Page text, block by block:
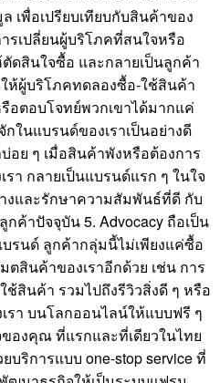
เพื่อเปรียบเทียบกับสินค้าของ
รเปลี่ยนผู้บริโภคที่สนใจหรือ
ดสินใจซื้อ และกลายเป็นลูกค้า
ห้ผู้บริโภคทดลองซื้อ-ใช้สินค้า
อตอบโจทย์พวกเขาได้มากแค่
ในแบรนด์ของเราเป็นอย่างดี
อย ๆ เมื่อสินค้าพังหรือต้องการ
า กลายเป็นแบรนด์แรก ๆ ในใจ
งและรักษาความสัมพันธ์ที่ดี กับ
ค้าปัจจุบัน 5. Advocacy ถือเป็น
รนด์ ลูกค้ากลุ่มนี้ไม่เพียงแค่ซื้อ
ตสินค้าของเราอีกด้วย เช่น การ
สินค้า รวมไปถึงรีวิวสิ่งดี ๆ หรือ
รา บนโลกออนไลน์ให้แบบฟรี ๆ
องคุณ ที่แรกและที่เดียวในไทย
บริการแบบ one-stop service ที่